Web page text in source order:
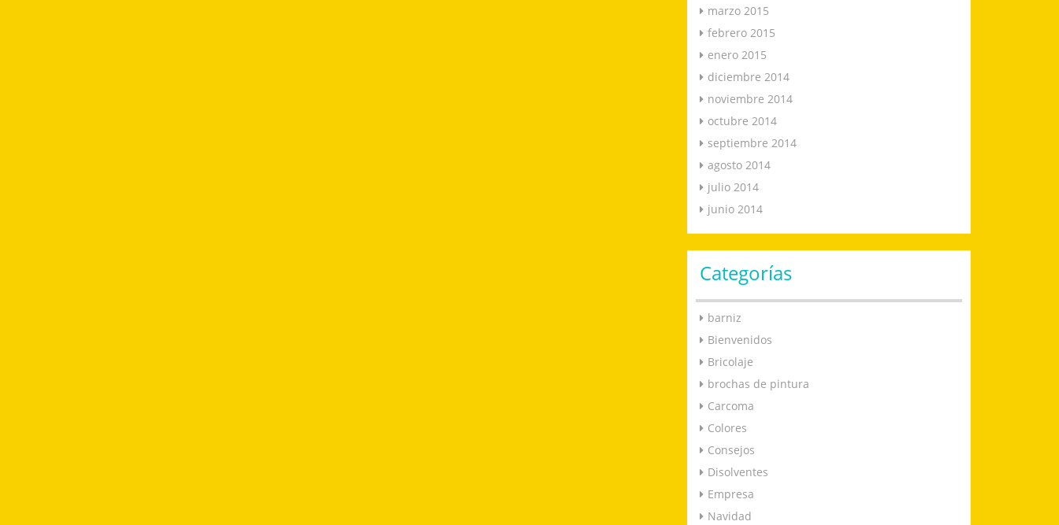
marzo 2015
febrero 2015
enero 2015
diciembre 2014
noviembre 2014
octubre 2014
septiembre 2014
agosto 2014
julio 2014
junio 2014
Categorías
barniz
Bienvenidos
Bricolaje
brochas de pintura
Carcoma
Colores
Consejos
Disolventes
Empresa
Navidad